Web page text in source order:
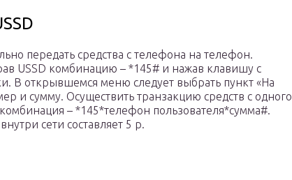
передать средства с телефона на телефон.
USSD комбинацию – *145# и нажав клавишу с
В открывшемся меню следует выбрать пункт «На
и сумму. Осуществить транзакцию средств с одного
– *145*телефон пользователя*сумма#.
сети составляет 5 р.